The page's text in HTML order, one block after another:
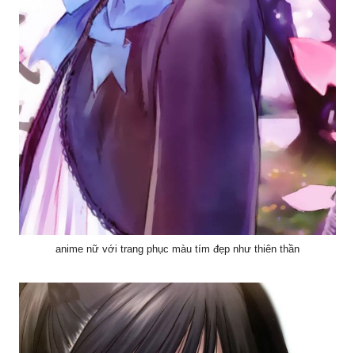
anime nữ với trang phục màu tím đẹp như thiên thần